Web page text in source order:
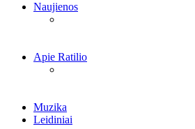
Naujienos
Apie Ratilio
Muzika
Leidiniai